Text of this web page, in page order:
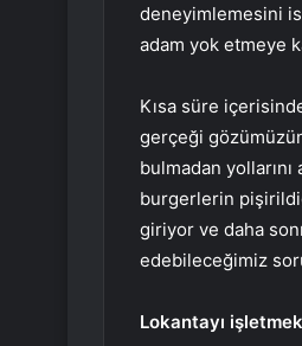
deneyimlemesini
adam yok etmeye
Kısa süre
gerçeği
bulmadan
burgerlerin
giriyor ve daha
edebileceğimiz
Lokantayı